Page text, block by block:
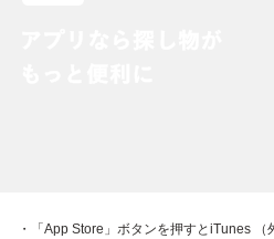
・「App Store」ボタンを押すとiTunes （